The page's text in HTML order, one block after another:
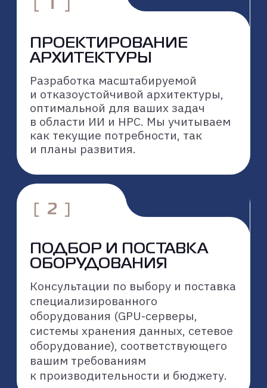
дальнейшему развитию вашей ИИ и
HPC инфраструктуры.
КАК МЫ СОЗДАЕМ
ИИ И HPC
ИНФРАСТРУКТУРЫ
Мы выстраиваем взаимодействие
с клиентами по четкому и прозрачному
Проектирование архитектуры
Диагностика и анализ
потребностей